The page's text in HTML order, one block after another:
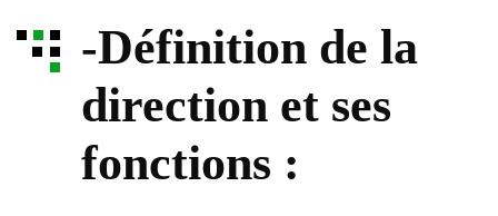
-Définition de la
direction et ses
fonctions :